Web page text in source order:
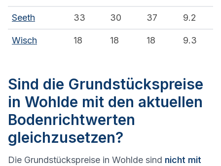
Seeth 33 30 37 9.2
Wisch 18 18 18 9.3
Sind die Grundstückspreise
in Wohlde mit den aktuellen
Bodenrichtwerten
gleichzusetzen?
Die Grundstückspreise in Wohlde sind nicht mit